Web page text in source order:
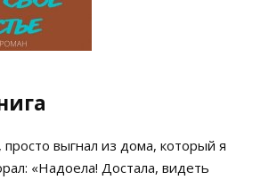
выгнал из дома, который я
«Надоела! Достала, видеть